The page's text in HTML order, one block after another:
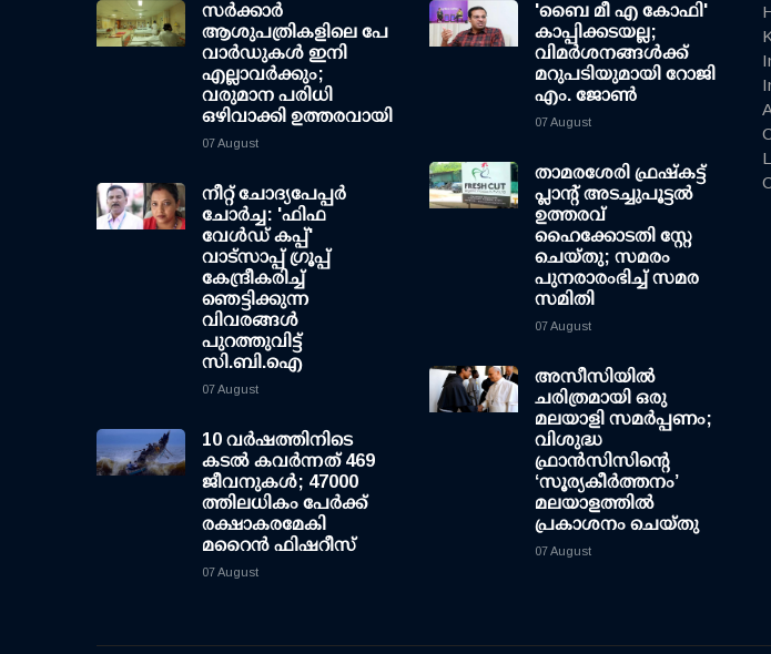
സര്‍ക്കാര്‍
ആശുപത്രികളിലെ പേ
വാര്‍ഡുകള്‍ ഇനി
എല്ലാവര്‍ക്കും;
വരുമാന പരിധി
ഒഴിവാക്കി ഉത്തരവായി
07 August
നീറ്റ് ചോദ്യപേപ്പര്‍
ചോര്‍ച്ച: 'ഫിഫ
വേള്‍ഡ് കപ്പ്'
വാട്സാപ്പ് ഗ്രൂപ്പ്
കേന്ദ്രീകരിച്ച്
ഞെട്ടിക്കുന്ന
വിവരങ്ങള്‍
പുറത്തുവിട്ട്
സി.ബി.ഐ
07 August
10 വര്‍ഷത്തിനിടെ
കടല്‍ കവര്‍ന്നത് 469
ജീവനുകള്‍; 47000
ത്തിലധികം പേര്‍ക്ക്
രക്ഷാകരമേകി
മറൈന്‍ ഫിഷറീസ്
07 August
'ബൈ മീ എ കോഫി'
കാപ്പിക്കടയല്ല;
വിമര്‍ശനങ്ങള്‍ക്ക്
മറുപടിയുമായി റോജി
എം. ജോണ്‍
07 August
താമരശേരി ഫ്രഷ്കട്ട്
പ്ലാന്റ് അടച്ചുപൂട്ടൽ
ഉത്തരവ്
ഹൈക്കോടതി സ്റ്റേ
ചെയ്തു; സമരം
പുനരാരംഭിച്ച് സമര
സമിതി
07 August
അസീസിയിൽ
ചരിത്രമായി ഒരു
മലയാളി സമർപ്പണം;
വിശുദ്ധ
ഫ്രാൻസിസിന്റെ
‘സൂര്യകീർത്തനം’
മലയാളത്തിൽ
പ്രകാശനം ചെയ്തു
07 August